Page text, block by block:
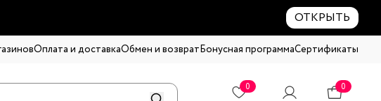
ОТКРЫТЬ
Оплата и доставкаОбмен и возвратБонусная программаСертификаты
0
0